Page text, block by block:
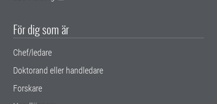
För dig som är
Chef/ledare
Doktorand eller handledare
Forskare